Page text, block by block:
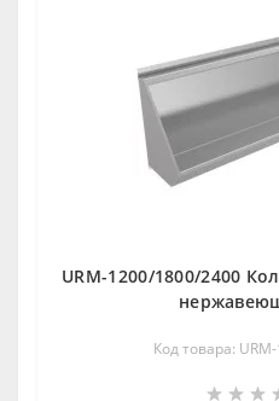
URM-1200/1800/2400
Код товара: